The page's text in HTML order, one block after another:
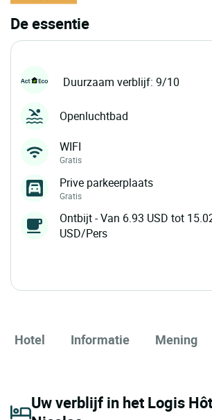
De essentie
Duurzaam verblijf: 9/10
Openluchtbad
WIFI
Gratis
Prive parkeerplaats
Gratis
Ontbijt - Van 6.93 USD tot
USD/Pers
Hotel Informatie Mening
Uw verblijf in het Logis